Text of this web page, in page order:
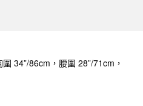
34”/86cm，腰圍 28”/71cm，